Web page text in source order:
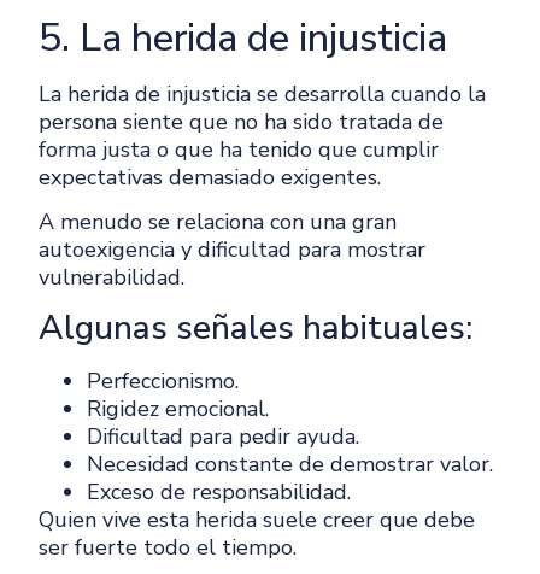
5. La herida de injusticia
La herida de injusticia se desarrolla cuando la
persona siente que no ha sido tratada de
forma justa o que ha tenido que cumplir
expectativas demasiado exigentes.
A menudo se relaciona con una gran
autoexigencia y dificultad para mostrar
vulnerabilidad.
Algunas señales habituales:
Perfeccionismo.
Rigidez emocional.
Dificultad para pedir ayuda.
Necesidad constante de demostrar valor.
Exceso de responsabilidad.
Quien vive esta herida suele creer que debe
ser fuerte todo el tiempo.